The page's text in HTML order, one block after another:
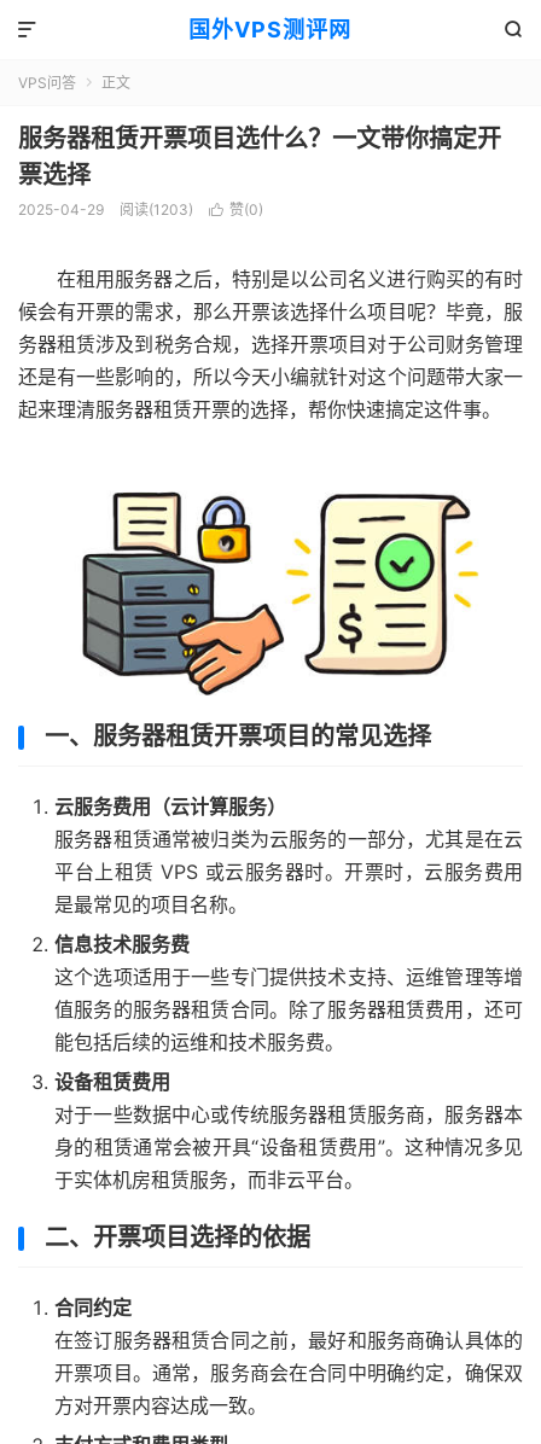
国外VPS测评网 

VPS问答  正文
服务器租赁开票项目选什么？一文带你搞定开
票选择
2025-04-29 阅读(1203)  赞(0)
在租用服务器之后，特别是以公司名义进行购买的有时
候会有开票的需求，那么开票该选择什么项目呢？毕竟，服
务器租赁涉及到税务合规，选择开票项目对于公司财务管理
还是有一些影响的，所以今天小编就针对这个问题带大家一
起来理清服务器租赁开票的选择，帮你快速搞定这件事。
一、服务器租赁开票项目的常见选择
云服务费用（云计算服务）
服务器租赁通常被归类为云服务的一部分，尤其是在云
平台上租赁 VPS 或云服务器时。开票时，云服务费用
是最常见的项目名称。
信息技术服务费
这个选项适用于一些专门提供技术支持、运维管理等增
值服务的服务器租赁合同。除了服务器租赁费用，还可
能包括后续的运维和技术服务费。
设备租赁费用
对于一些数据中心或传统服务器租赁服务商，服务器本
身的租赁通常会被开具“设备租赁费用”。这种情况多见
于实体机房租赁服务，而非云平台。
二、开票项目选择的依据
合同约定
在签订服务器租赁合同之前，最好和服务商确认具体的
开票项目。通常，服务商会在合同中明确约定，确保双
方对开票内容达成一致。